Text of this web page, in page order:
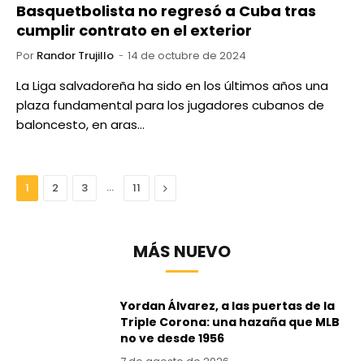
Basquetbolista no regresó a Cuba tras
cumplir contrato en el exterior
Por Randor Trujillo 14 de octubre de 2024
La Liga salvadoreña ha sido en los últimos años una
plaza fundamental para los jugadores cubanos de
baloncesto, en aras…
1 2 3 … 11 Next
MÁS NUEVO
Yordan Álvarez, a las puertas de la
Triple Corona: una hazaña que MLB
no ve desde 1956